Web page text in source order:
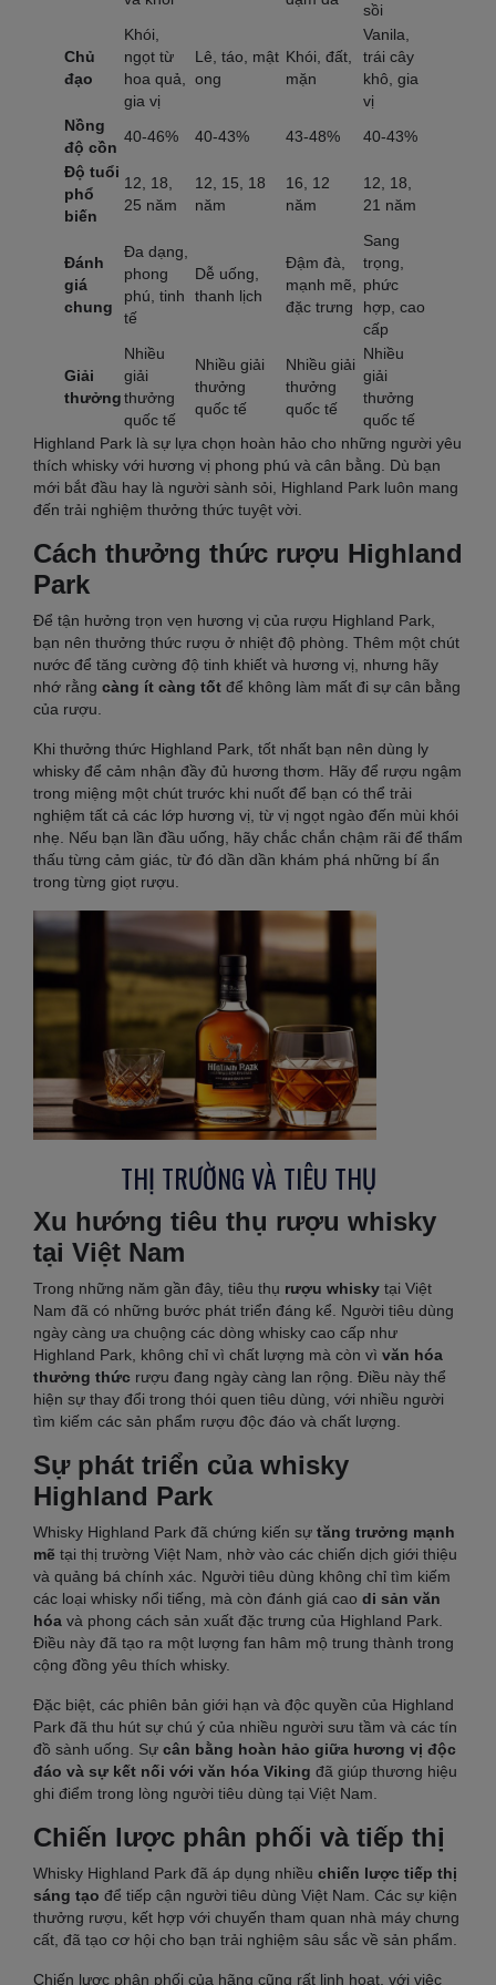
sồi
Chủ
đạo
Khói,
ngọt từ
hoa quả,
gia vị
Lê, táo, mật
ong
Khói, đất,
mặn
Vanila,
trái cây
khô, gia
vị
Nồng
độ cồn
40-46% 40-43% 43-48%
40-43%
Độ tuổi
phổ
biến
12, 18,
25 năm
12, 15, 18
năm
16, 12
năm
12, 18,
21 năm
Đánh
giá
chung
Đa dạng,
phong
phú, tinh
tế
Dễ uống,
thanh lịch
Đậm đà,
mạnh mẽ,
đặc trưng
Sang
trọng,
phức
hợp, cao
cấp
Giải
thưởng
Nhiều
giải
thưởng
quốc tế
Nhiều giải
thưởng
quốc tế
Nhiều giải
thưởng
quốc tế
Nhiều
giải
thưởng
quốc tế
Highland Park là sự lựa chọn hoàn hảo cho những người yêu
thích whisky với hương vị phong phú và cân bằng. Dù bạn
mới bắt đầu hay là người sành sỏi, Highland Park luôn mang
đến trải nghiệm thưởng thức tuyệt vời.
Cách thưởng thức rượu Highland
Park
Để tận hưởng trọn vẹn hương vị của rượu Highland Park,
bạn nên thưởng thức rượu ở nhiệt độ phòng. Thêm một chút
nước để tăng cường độ tinh khiết và hương vị, nhưng hãy
nhớ rằng càng ít càng tốt để không làm mất đi sự cân bằng
của rượu.
Khi thưởng thức Highland Park, tốt nhất bạn nên dùng ly
whisky để cảm nhận đầy đủ hương thơm. Hãy để rượu ngậm
trong miệng một chút trước khi nuốt để bạn có thể trải
nghiệm tất cả các lớp hương vị, từ vị ngọt ngào đến mùi khói
nhẹ. Nếu bạn lần đầu uống, hãy chắc chắn chậm rãi để thẩm
thấu từng cảm giác, từ đó dần dần khám phá những bí ẩn
trong từng giọt rượu.
THỊ TRƯỜNG VÀ TIÊU THỤ
Xu hướng tiêu thụ rượu whisky
tại Việt Nam
Trong những năm gần đây, tiêu thụ rượu whisky tại Việt
Nam đã có những bước phát triển đáng kể. Người tiêu dùng
ngày càng ưa chuộng các dòng whisky cao cấp như
Highland Park, không chỉ vì chất lượng mà còn vì văn hóa
thưởng thức rượu đang ngày càng lan rộng. Điều này thể
hiện sự thay đổi trong thói quen tiêu dùng, với nhiều người
tìm kiếm các sản phẩm rượu độc đáo và chất lượng.
Sự phát triển của whisky
Highland Park
Whisky Highland Park đã chứng kiến ​​sự tăng trưởng mạnh
mẽ tại thị trường Việt Nam, nhờ vào các chiến dịch giới thiệu
và quảng bá chính xác. Người tiêu dùng không chỉ tìm kiếm
các loại whisky nổi tiếng, mà còn đánh giá cao di sản văn
hóa và phong cách sản xuất đặc trưng của Highland Park.
Điều này đã tạo ra một lượng fan hâm mộ trung thành trong
cộng đồng yêu thích whisky.
Đặc biệt, các phiên bản giới hạn và độc quyền của Highland
Park đã thu hút sự chú ý của nhiều người sưu tầm và các tín
đồ sành uống. Sự cân bằng hoàn hảo giữa hương vị độc
đáo và sự kết nối với văn hóa Viking đã giúp thương hiệu
ghi điểm trong lòng người tiêu dùng tại Việt Nam.
Chiến lược phân phối và tiếp thị
Whisky Highland Park đã áp dụng nhiều chiến lược tiếp thị
sáng tạo để tiếp cận người tiêu dùng Việt Nam. Các sự kiện
thưởng rượu, kết hợp với chuyến tham quan nhà máy chưng
cất, đã tạo cơ hội cho bạn trải nghiệm sâu sắc về sản phẩm.
Chiến lược phân phối của hãng cũng rất linh hoạt, với việc